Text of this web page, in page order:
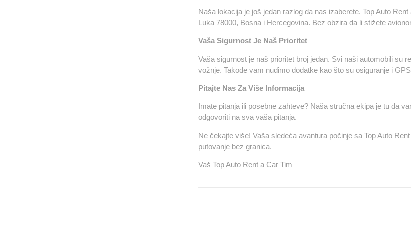
Naša lokacija je još jedan razlog da nas izaberete. Top Auto
Luka 78000, Bosna i Hercegovina. Bez obzira da li stižete
Vaša Sigurnost Je Naš Prioritet
Vaša sigurnost je naš prioritet broj jedan. Svi naši automobili su
vožnje. Takođe vam nudimo dodatke kao što su osiguranje i
Pitajte Nas Za Više Informacija
Imate pitanja ili posebne zahteve? Naša stručna ekipa je tu da
odgovoriti na sva vaša pitanja.
Ne čekajte više! Vaša sledeća avantura počinje sa Top Auto
putovanje bez granica.
Vaš Top Auto Rent a Car Tim